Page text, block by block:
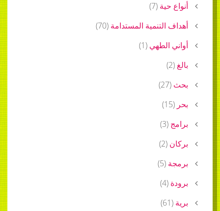
أنواع حية (
7
)
أهداف التنمية المستدامة (
70
)
أواني الطهي (
1
)
بالغ (
2
)
بحث (
27
)
بحر (
15
)
برامج (
3
)
بركان (
2
)
برمجة (
5
)
برودة (
4
)
برية (
61
)